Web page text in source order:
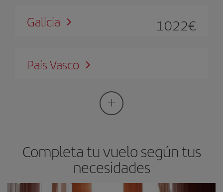
Galicia 1022€
País Vasco
Completa tu vuelo según tus
necesidades